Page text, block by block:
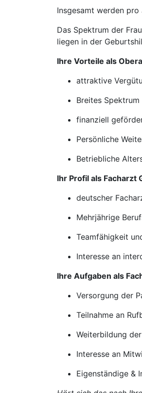
Insgesamt werden
Das Spektrum der
liegen in der
Ihre Vorteile als
attraktive
Breites
finanziell
Persönliche
Betriebliche
Ihr Profil als Facharzt
deutscher
Mehrjährige
Teamfähigkeit
Interesse an
Ihre Aufgaben als
Versorgung der
Teilnahme an
Weiterbildung
Interesse an
Eigenständige &